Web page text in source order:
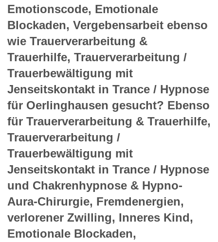
Emotionscode, Emotionale
Blockaden, Vergebensarbeit ebenso
wie Trauerverarbeitung &
Trauerhilfe, Trauerverarbeitung /
Trauerbewältigung mit
Jenseitskontakt in Trance / Hypnose
für Oerlinghausen gesucht? Ebenso
für Trauerverarbeitung & Trauerhilfe,
Trauerverarbeitung /
Trauerbewältigung mit
Jenseitskontakt in Trance / Hypnose
und Chakrenhypnose & Hypno-
Aura-Chirurgie, Fremdenergien,
verlorener Zwilling, Inneres Kind,
Emotionale Blockaden,